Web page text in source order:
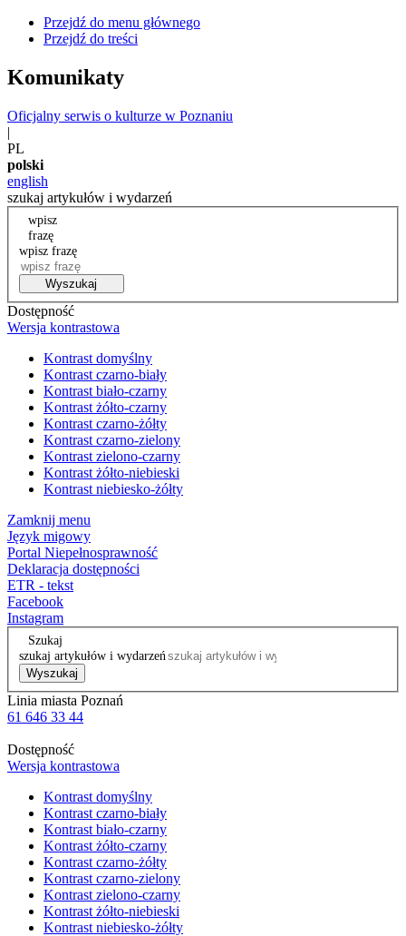
Przejdź do menu głównego
Przejdź do treści
Komunikaty
Oficjalny serwis o kulturze w Poznaniu
|
PL
polski
english
szukaj artykułów i wydarzeń
wpisz
frazę
wpisz frazę
Wyszukaj
Dostępność
Wersja kontrastowa
Kontrast domyślny
Kontrast czarno-biały
Kontrast biało-czarny
Kontrast żółto-czarny
Kontrast czarno-żółty
Kontrast czarno-zielony
Kontrast zielono-czarny
Kontrast żółto-niebieski
Kontrast niebiesko-żółty
Zamknij menu
Język migowy
Portal Niepełnosprawność
Deklaracja dostępności
ETR - tekst
Facebook
Instagram
Szukaj
szukaj artykułów i wydarzeń
Wyszukaj
Linia miasta Poznań
61 646 33 44
Dostępność
Wersja kontrastowa
Kontrast domyślny
Kontrast czarno-biały
Kontrast biało-czarny
Kontrast żółto-czarny
Kontrast czarno-żółty
Kontrast czarno-zielony
Kontrast zielono-czarny
Kontrast żółto-niebieski
Kontrast niebiesko-żółty